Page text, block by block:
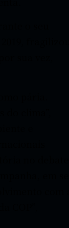
o seu
fragilizou
sua vez,
pária.
clima”,
no debate
em seu
com a